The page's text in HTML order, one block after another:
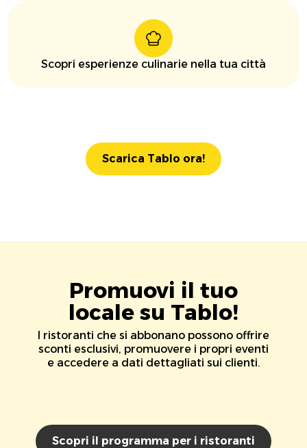
Scopri esperienze culinarie nella tua città
Scarica Tablo ora!
Promuovi il tuo
locale su Tablo!
I ristoranti che si abbonano possono offrire
sconti esclusivi, promuovere i propri eventi
e accedere a dati dettagliati sui clienti.
Scopri il programma per i ristoranti